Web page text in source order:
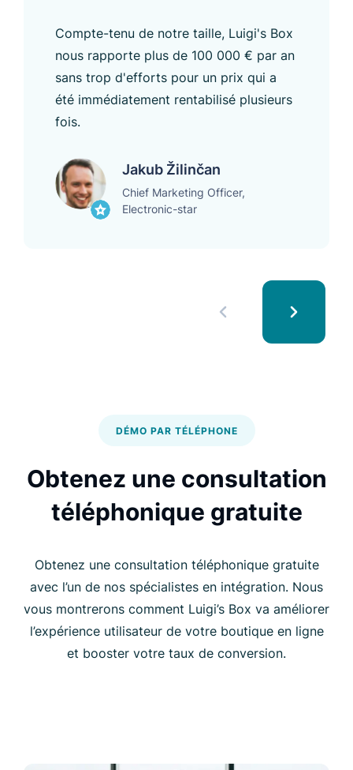
Compte-tenu de notre taille, Luigi's Box
nous rapporte plus de 100 000 € par an
sans trop d'efforts pour un prix qui a
été immédiatement rentabilisé plusieurs
fois.
Jakub Žilinčan
Chief Marketing Officer,
Electronic-star
DÉMO PAR TÉLÉPHONE
Obtenez une consultation
téléphonique gratuite
Obtenez une consultation téléphonique gratuite
avec l’un de nos spécialistes en intégration. Nous
vous montrerons comment Luigi’s Box va améliorer
l’expérience utilisateur de votre boutique en ligne
et booster votre taux de conversion.